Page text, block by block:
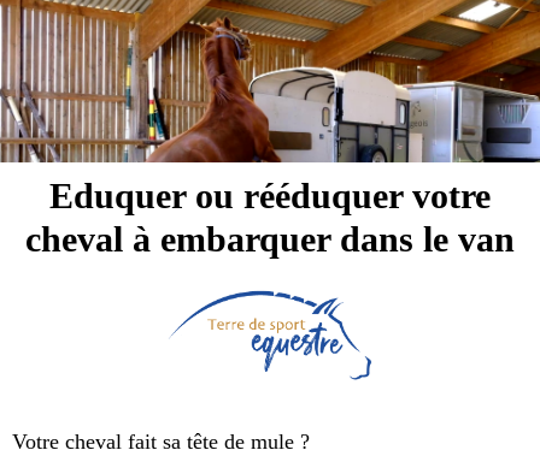
Eduquer ou rééduquer votre
cheval à embarquer dans le van
Votre cheval fait sa tête de mule ?